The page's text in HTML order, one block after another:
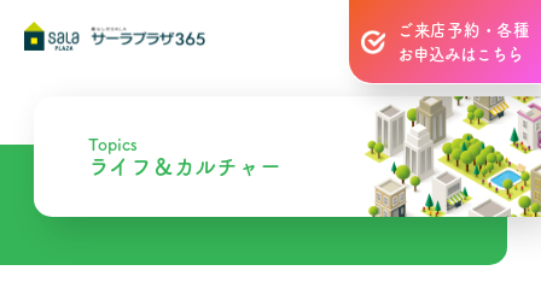
ご来店予約・各種
お申込みはこちら
Topics
ライフ＆カルチャー